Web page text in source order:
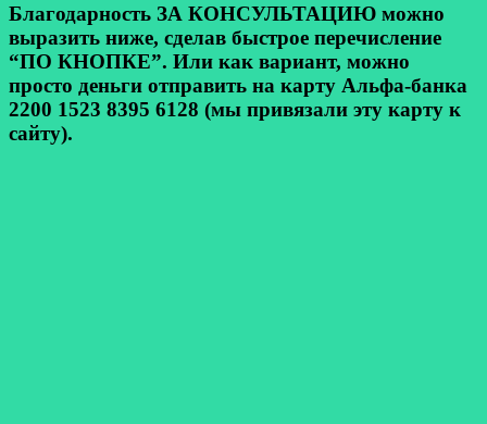
Благодарность ЗА КОНСУЛЬТАЦИЮ можно
выразить ниже, сделав быстрое перечисление
“ПО КНОПКЕ”. Или как вариант, можно
просто деньги отправить на карту Альфа-банка
2200 1523 8395 6128 (мы привязали эту карту к
сайту).